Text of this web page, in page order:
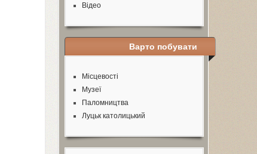
Відео
Варто побувати
Місцевості
Музеї
Паломництва
Луцьк католицький